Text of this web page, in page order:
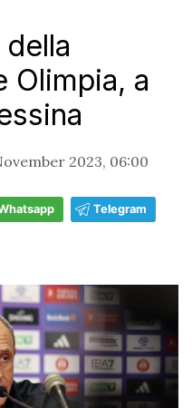
Olimpia, a
2023, 06:00
Telegram